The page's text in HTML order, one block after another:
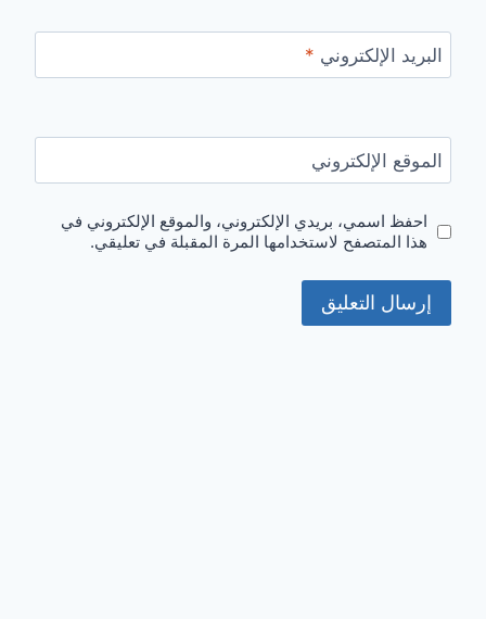
البريد الإلكتروني *
الموقع الإلكتروني
احفظ اسمي، بريدي الإلكتروني، والموقع الإلكتروني في
هذا المتصفح لاستخدامها المرة المقبلة في تعليقي.